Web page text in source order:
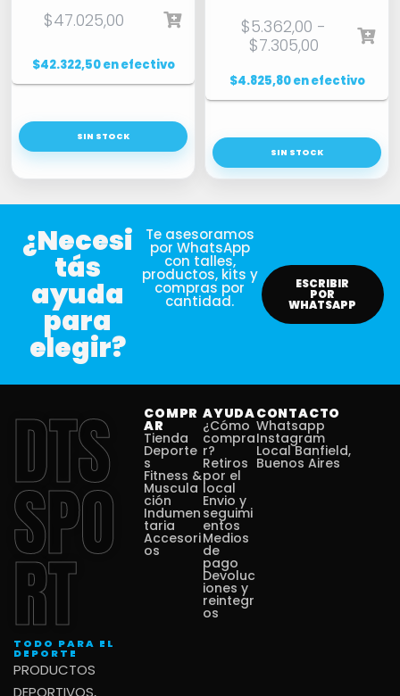
$47.025,00
$42.322,50en efectivo
SIN STOCK
$5.362,00 -
$7.305,00
$4.825,80en efectivo
SIN STOCK
¿Necesi
tás
ayuda
para
elegir?
Te asesoramos
por WhatsApp
con talles,
productos, kits y
compras por
cantidad.
ESCRIBIR
POR
WHATSAPP
DTS
SPO
RT
TODO PARA EL
DEPORTE
PRODUCTOS
DEPORTIVOS,
COMPR
AR
Tienda
Deporte
s
Fitness &
Muscula
ción
Indumen
taria
Accesori
os
AYUDA
¿Cómo
compra
r?
Retiros
por el
local
Envio y
seguimi
entos
Medios
de
pago
Devoluc
iones y
reintegr
os
CONTACTO
Whatsapp
Instagram
Local Banfield,
Buenos Aires